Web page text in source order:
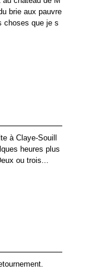
brie aux pauvre
choses que je s
à Claye-Souill
heures plus
ou trois...